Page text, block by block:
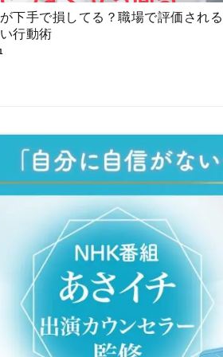
下手で損してる？職場で評価される
行動術